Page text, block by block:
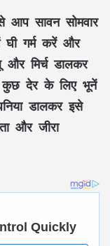
सावन सोमवार
गर्म करें और
मिर्च डालकर
देर के लिए भूनें
डालकर इसे
और जीरा